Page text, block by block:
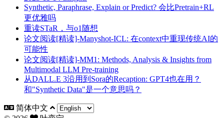
Synthetic, Paraphrase, Explain or Predict? 会比Pretrain+RL
更优雅吗
重读STaR，与o1随想
论文阅读[精读]-Manyshot-ICL: 在context中重现传统AI的
可能性
论文阅读[精读]-MM1: Methods, Analysis & Insights from
Multimodal LLM Pre-training
从DALL.E 3沿用到Sora的Recaption: GPT4也在用？
和"Synthetic Data"是一个意思吗？
简体中文